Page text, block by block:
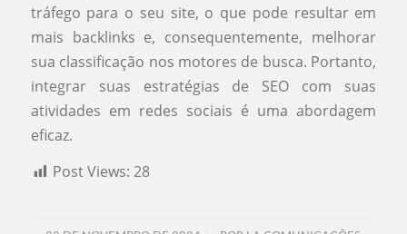
tráfego para o seu site, o que pode resultar em
mais backlinks e, consequentemente, melhorar
sua classificação nos motores de busca. Portanto,
integrar suas estratégias de SEO com suas
atividades em redes sociais é uma abordagem
eficaz.
Post Views: 28